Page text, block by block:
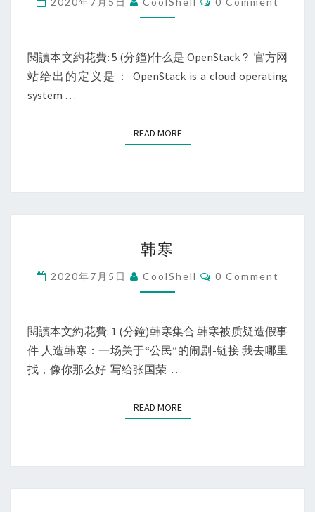
入
閱讀本文約花費: 5 (分鐘)什么是 OpenStack？ 官方网
站给出的定义是： OpenStack is a cloud operating
system …
READ MOREREAD MORE
寒
韩寒
2020年7月5日 CoolShell Comments
0 Comment
閱讀本文約花費: 1 (分鐘)韩寒集合 韩寒被质疑造假事
件 人造韩寒：一场关于“公民”的闹剧-链接 我去哪里
找，像你那么好 写给张国荣 …
READ MOREREAD MORE